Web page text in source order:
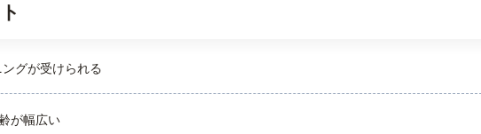
グが受けられる
が幅広い